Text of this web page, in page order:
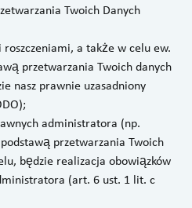
Twoich Danych
a także w celu ew.
przetwarzania Twoich danych
nasz prawnie uzasadniony
administratora (np.
przetwarzania Twoich
będzie realizacja obowiązków
(art. 6 ust. 1 lit. c